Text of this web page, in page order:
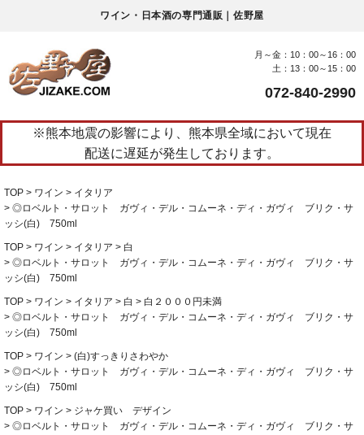
ワイン・日本酒の専門通販｜佐野屋
月～金：10：00～16：00
土：13：00～15：00
072-840-2990
※熊本地震の影響により、熊本県全域において現在
配送に遅延が発生しております。
TOP ワイン
イタリア
◎ロベルト・サロット ガヴィ・デル・コムーネ・ディ・ガヴィ ブリク・サ
ッシ(白) 750ml
TOP ワイン イタリア
白
◎ロベルト・サロット ガヴィ・デル・コムーネ・ディ・ガヴィ ブリク・サ
ッシ(白) 750ml
TOP ワイン イタリア 白
白２０００円未満
◎ロベルト・サロット ガヴィ・デル・コムーネ・ディ・ガヴィ ブリク・サ
ッシ(白) 750ml
TOP ワイン
(白)すっきりさわやか
◎ロベルト・サロット ガヴィ・デル・コムーネ・ディ・ガヴィ ブリク・サ
ッシ(白) 750ml
TOP ワイン
ジャケ買い デザイン
◎ロベルト・サロット ガヴィ・デル・コムーネ・ディ・ガヴィ ブリク・サ